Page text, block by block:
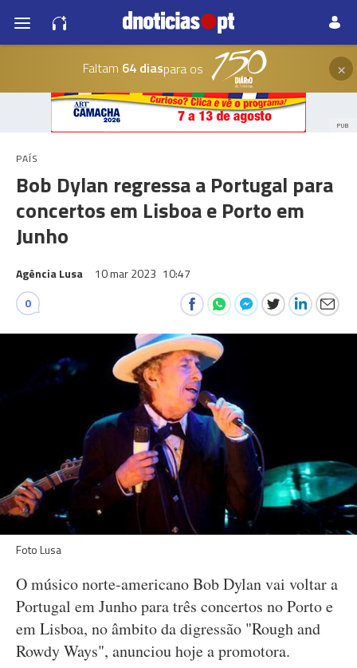
Faltam 64 diaspara os ×
PUB
PAÍS
Bob Dylan regressa a Portugal para
concertos em Lisboa e Porto em
Junho
Agência Lusa 10 mar 2023 10:47
0
Foto Lusa
O músico norte-americano Bob Dylan vai voltar a
Portugal em Junho para três concertos no Porto e
em Lisboa, no âmbito da digressão "Rough and
Rowdy Ways", anunciou hoje a promotora.